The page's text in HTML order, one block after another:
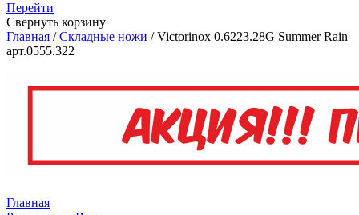
Перейти
Свернуть корзину
Главная /Складные ножи /Victorinox 0.6223.28G Summer Rain
арт.0555.322
Главная